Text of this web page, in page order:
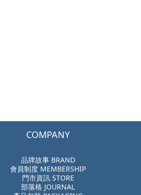
COMPANY
品牌故事 BRAND
會員制度 MEMBERSHIP
門市資訊 STORE
部落格 JOURNAL